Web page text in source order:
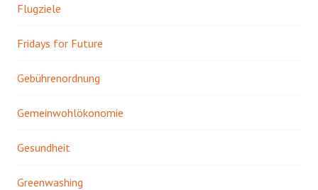
Flugziele
Fridays for Future
Gebührenordnung
Gemeinwohlökonomie
Gesundheit
Greenwashing